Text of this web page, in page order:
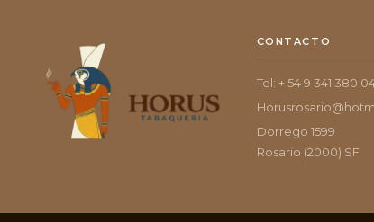
CONTACTO
Tel: + 54 9 341 380
Dorrego 1599
Rosario (2000) SF